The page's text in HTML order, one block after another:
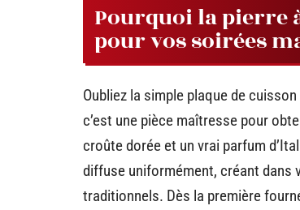
Pourquoi la pierre
pour vos soirées
Oubliez la simple plaque de cuisson
c’est une pièce maîtresse pour
croûte dorée et un vrai parfum
diffuse uniformément, créant dans
traditionnels. Dès la première